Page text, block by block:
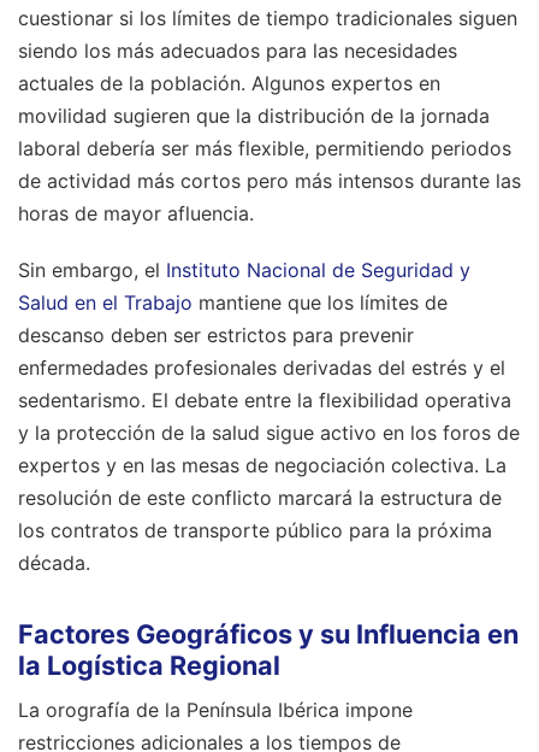
cuestionar si los límites de tiempo tradicionales siguen
siendo los más adecuados para las necesidades
actuales de la población. Algunos expertos en
movilidad sugieren que la distribución de la jornada
laboral debería ser más flexible, permitiendo periodos
de actividad más cortos pero más intensos durante las
horas de mayor afluencia.
Sin embargo, el Instituto Nacional de Seguridad y
Salud en el Trabajo mantiene que los límites de
descanso deben ser estrictos para prevenir
enfermedades profesionales derivadas del estrés y el
sedentarismo. El debate entre la flexibilidad operativa
y la protección de la salud sigue activo en los foros de
expertos y en las mesas de negociación colectiva. La
resolución de este conflicto marcará la estructura de
los contratos de transporte público para la próxima
década.
Factores Geográficos y su Influencia en
la Logística Regional
La orografía de la Península Ibérica impone
restricciones adicionales a los tiempos de